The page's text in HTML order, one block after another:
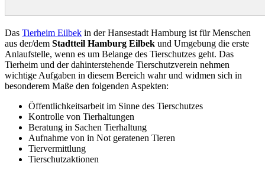
Das Tierheim Eilbek in der Hansestadt Hamburg ist für Menschen
aus der/dem Stadtteil Hamburg Eilbek und Umgebung die erste
Anlaufstelle, wenn es um Belange des Tierschutzes geht. Das
Tierheim und der dahinterstehende Tierschutzverein nehmen
wichtige Aufgaben in diesem Bereich wahr und widmen sich in
besonderem Maße den folgenden Aspekten:
Öffentlichkeitsarbeit im Sinne des Tierschutzes
Kontrolle von Tierhaltungen
Beratung in Sachen Tierhaltung
Aufnahme von in Not geratenen Tieren
Tiervermittlung
Tierschutzaktionen